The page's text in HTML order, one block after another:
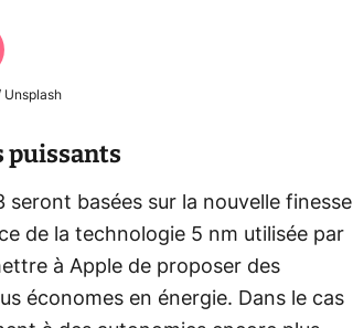
Unsplash
puissants
seront basées sur la nouvelle finesse
de la technologie 5 nm utilisée par
à Apple de proposer des
économes en énergie. Dans le cas